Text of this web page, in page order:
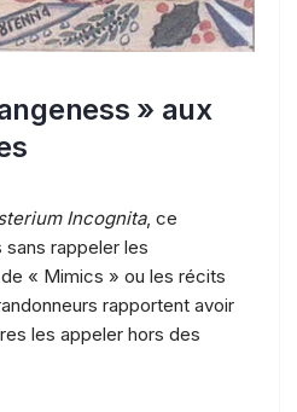
» aux
Incognita, ce
rappeler les
« Mimics » ou les récits
rapportent avoir
les appeler hors des